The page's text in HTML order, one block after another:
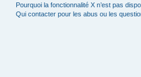
Pourquoi la fonctionnalité X n’est pas
Qui contacter pour les abus ou les